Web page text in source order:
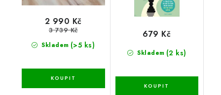
Skladem (>5 ks)
2 990 Kč
3 739 Kč
Skladem (2 ks)
679 Kč